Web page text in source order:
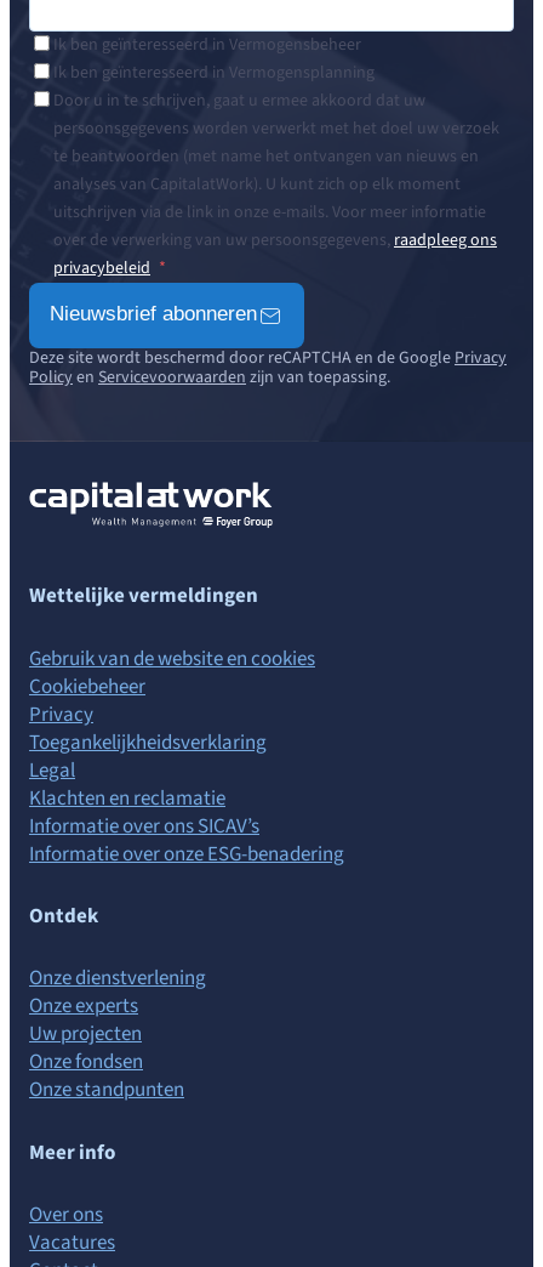
Ik ben geïnteresseerd in Vermogensbeheer
Ik ben geïnteresseerd in Vermogensplanning
Door u in te schrijven, gaat u ermee akkoord dat uw
persoonsgegevens worden verwerkt met het doel uw verzoek
te beantwoorden (met name het ontvangen van nieuws en
analyses van CapitalatWork). U kunt zich op elk moment
uitschrijven via de link in onze e-mails. Voor meer informatie
over de verwerking van uw persoonsgegevens, raadpleeg ons
privacybeleid
Nieuwsbrief abonneren
Deze site wordt beschermd door reCAPTCHA en de Google Privacy
Policyen Servicevoorwaarden zijn van toepassing.
Wettelijke vermeldingen
Gebruik van de website en cookies
Cookiebeheer
Privacy
Toegankelijkheidsverklaring
Legal
Klachten en reclamatie
Informatie over ons SICAV’s
Informatie over onze ESG-benadering
Ontdek
Onze dienstverlening
Onze experts
Uw projecten
Onze fondsen
Onze standpunten
Meer info
Over ons
Vacatures